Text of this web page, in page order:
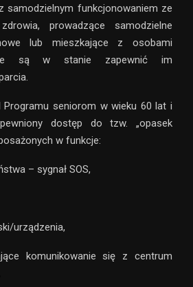
samodzielnym funkcjonowaniem ze
prowadzące samodzielne
lub mieszkające z osobami
są w stanie zapewnić im
Programu seniorom w wieku 60 lat i
dostęp do tzw. „opasek
w funkcje:
– sygnał SOS,
urządzenia,
komunikowanie się z centrum